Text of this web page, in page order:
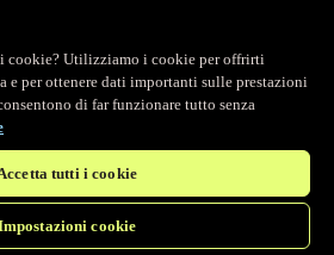
cookie? Utilizziamo i cookie per offrirti
e per ottenere dati importanti sulle prestazioni
di far funzionare tutto senza
tutti i cookie
cookie